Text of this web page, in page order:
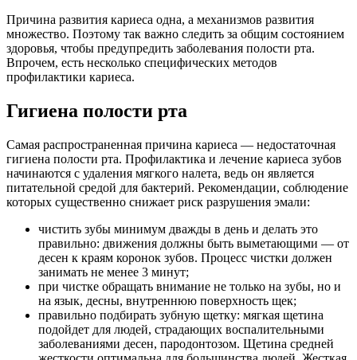
Причина развития кариеса одна, а механизмов развития
множество. Поэтому так важно следить за общим состоянием
здоровья, чтобы предупредить заболевания полости рта.
Впрочем, есть несколько специфических методов
профилактики кариеса.
Гигиена полости рта
Самая распространенная причина кариеса — недостаточная
гигиена полости рта. Профилактика и лечение кариеса зубов
начинаются с удаления мягкого налета, ведь он является
питательной средой для бактерий. Рекомендации, соблюдение
которых существенно снижает риск разрушения эмали:
чистить зубы минимум дважды в день и делать это
правильно: движения должны быть выметающими — от
десен к краям коронок зубов. Процесс чистки должен
занимать не менее 3 минут;
при чистке обращать внимание не только на зубы, но и
на язык, десны, внутреннюю поверхность щек;
правильно подбирать зубную щетку: мягкая щетина
подойдет для людей, страдающих воспалительными
заболеваниями десен, пародонтозом. Щетина средней